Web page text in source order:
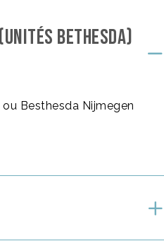
BETHESDA)
Besthesda Nijmegen